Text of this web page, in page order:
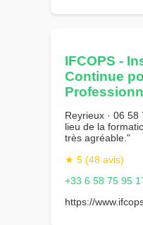
IFCOPS -
Continue
Reyrieux · 06
lieu de la
très agréable."
★ 5 (48 avis)
+33 6 58 75 95
https://